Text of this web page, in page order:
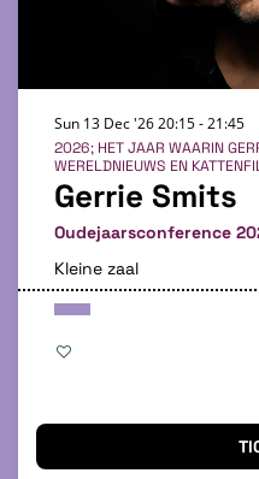
Gerrie Smits
Oudejaarsconference
2026; HET JAAR WAARIN
WERELDNIEUWS EN
Sun 13 Dec '2620:15 - 21:45
Kleine zaal